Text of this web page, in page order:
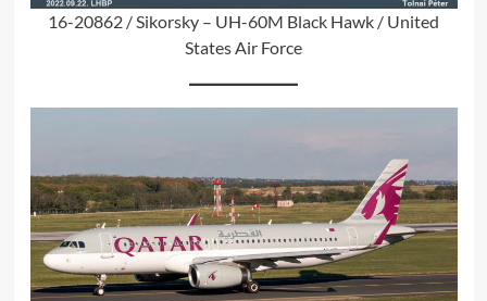
16-20862 / Sikorsky – UH-60M Black Hawk / United
States Air Force